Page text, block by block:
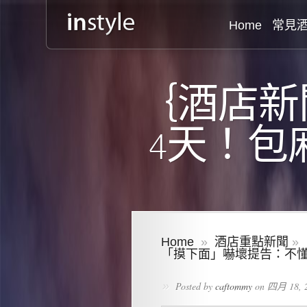
Home 常見
｛酒店
4天！包
Home » 酒店重點新聞 »
「摸下面」嚇壞提告：不
» Posted by caftommy on 四月 18,